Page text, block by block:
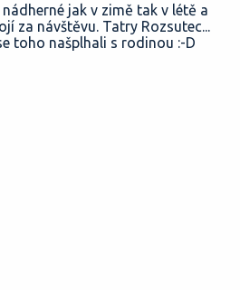
jak v zimě tak v létě a
za návštěvu. Tatry Rozsutec...
toho našplhali s rodinou :-D